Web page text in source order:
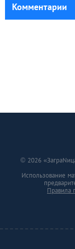
Комментарии
© 2026
Использование
Правила